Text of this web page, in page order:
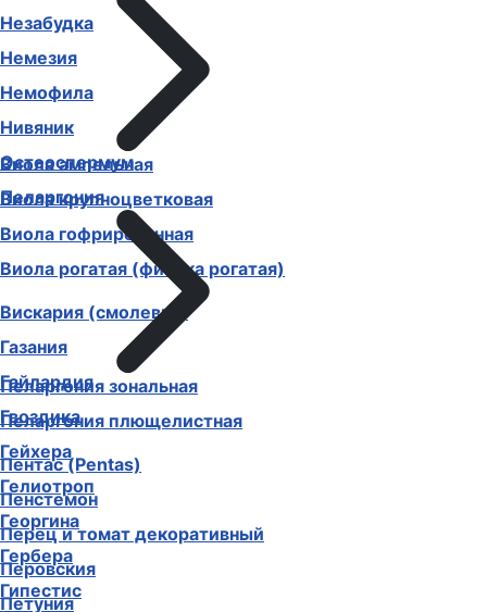
Виола ампельная
Виола крупноцветковая
Виола гофрированная
Виола рогатая (фиалка рогатая)
Вискария (смолевка)
Газания
Гайлардия
Гвоздика
Гейхера
Гелиотроп
Георгина
Гербера
Гипестис
Незабудка
Немезия
Немофила
Нивяник
Остеоспермум
Пеларгония
Пеларгония зональная
Пеларгония плющелистная
Пентас (Pentas)
Пенстемон
Перец и томат декоративный
Перовския
Петуния